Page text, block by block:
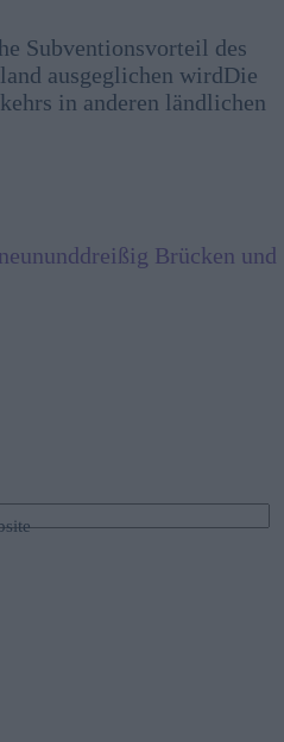
Subventionsvorteil des
ausgeglichen wirdDie
in anderen ländlichen
Brücken und